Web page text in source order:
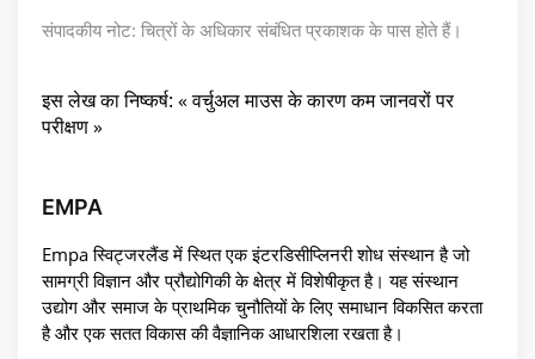
संपादकीय नोट: चित्रों के अधिकार संबंधित प्रकाशक के पास होते हैं।
इस लेख का निष्कर्ष: « वर्चुअल माउस के कारण कम जानवरों पर
परीक्षण »
EMPA
Empa स्विट्जरलैंड में स्थित एक इंटरडिसीप्लिनरी शोध संस्थान है जो
सामग्री विज्ञान और प्रौद्योगिकी के क्षेत्र में विशेषीकृत है। यह संस्थान
उद्योग और समाज के प्राथमिक चुनौतियों के लिए समाधान विकसित करता
है और एक सतत विकास की वैज्ञानिक आधारशिला रखता है।